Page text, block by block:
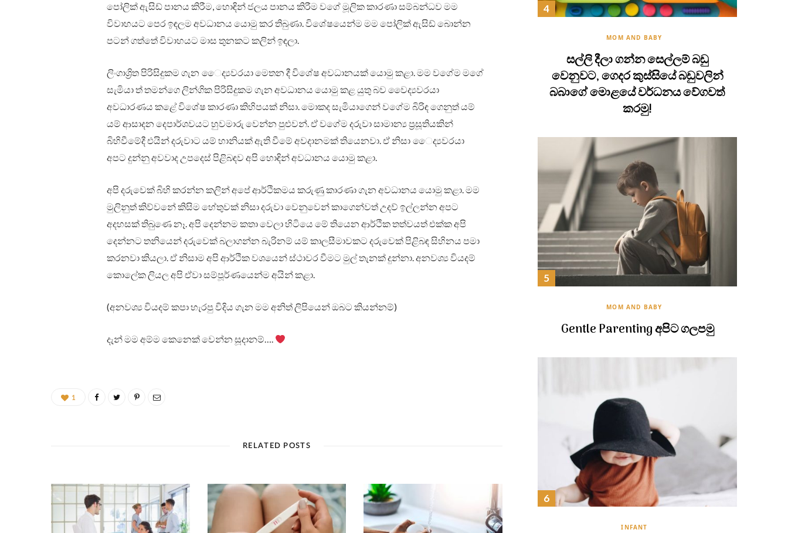
පෝලික් ඇසිඩ් පානය කිරීම, හොඳින් ජලය පානය කිරීම වගේ මූලික කාරණා සම්බන්ධව මම
විවාහයට පෙර ඉඳලම අවධානය යොමු කර තිබුණා. විශේෂයෙන්ම මම පෝලික් ඇසිඩ් බොන්න
පටන් ගත්තේ විවාහයට මාස තුනකට කලින් ඉඳලා.
ලිංගාශ්‍රිත පිරිසිදුකම ගැන ෛද්‍යවරයා මෙතන දී විශේෂ අවධානයක් යොමු කළා. මම වගේම මගේ
සැමියා ත් තමන්ගෙ ලින්ගික පිරිසිදුකම ගැන අවධානය යොමු කළ යුතු බව වෛද්‍යවරයා
අවධාරණය කළේ විශේෂ කාරණා කිහිපයක් නිසා. මොකද සැමියාගෙන් වගේම බිරිඳ ගෙනුත් යම්
යම් ආසාදන දෙපාර්ශවයට හුවමාරු වෙන්න පුළුවන්. ඒ වගේම දරුවා සාමාන්‍ය ප්‍රසූතියකින්
බිහිවීමේදී එයින් දරුවාට යම් හානියක් ඇති වීමේ අවදානමක් තියෙනවා. ඒ නිසා ෛද්‍යවරයා
අපට දුන්නු අවවාද උපදෙස් පිළිබඳව අපි හොඳින් අවධානය යොමු කළා.
අපි දරුවෙක් බිහි කරන්න කලින් අපේ ආර්ථිකමය කරුණු කාරණා ගැන අවධානය යොමු කළා. මම
මුලිනුත් කිව්වනේ කිසිම හේතුවක් නිසා දරුවා වෙනුවෙන් කාගෙන්වත් උදව් ඉල්ලන්න අපට
අදහසක් තිබුණෙ නෑ. අපි දෙන්නම කතා වෙලා හිටියෙ මේ තියෙන ආර්ථික තත්වයත් එක්ක අපි
දෙන්නට තනියෙන් දරුවෙක් බලාගන්න බැරිනම් යම් කාලසීමාවකට දරුවෙක් පිළිබඳ සිහිනය පමා
කරනවා කියලා. ඒ නිසාම අපි ආර්ථික වශයෙන් ස්ථාවර වීමට මුල් තැනක් දුන්නා. අනවශ්‍ය වියදම්
කොලේක ලියල අපි ඒවා සම්පූර්ණයෙන්ම අයින් කළා.
(අනවශ්‍ය වියදම් කපා හැරපු විදිය ගැන මම අනිත් ලිපියෙන් ඔබට කියන්නම්)
දැන් මම අම්ම කෙනෙක් වෙන්න සූදානම්….
1
RELATED POSTS
MOM AND BABY
සල්ලි දීලා ගන්න සෙල්ලම් බඩු
වෙනුවට, ගෙදර කුස්සියේ බඩුවලින්
බබාගේ මොළයේ වර්ධනය වේගවත්
කරමු!
MOM AND BABY
Gentle Parenting අපිට ගලපමු
INFANT